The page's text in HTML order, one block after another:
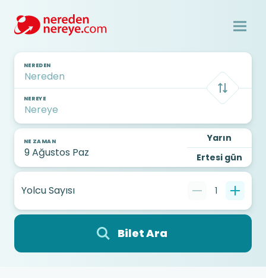
NEREDEN
NEREYE
NE ZAMAN
Yarın
Ertesi gün
Yolcu Sayısı 1
Bilet Ara